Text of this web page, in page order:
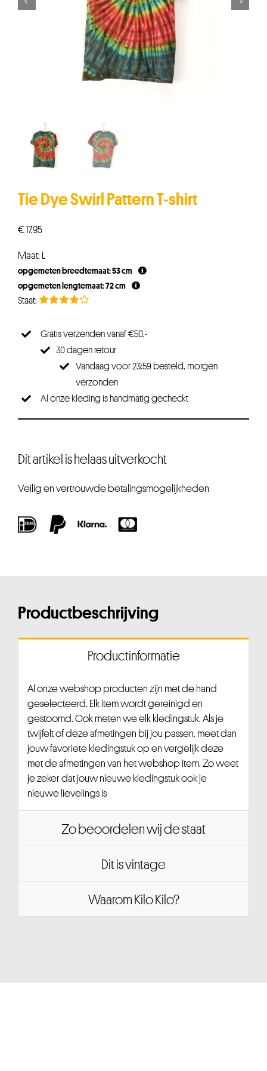
Tie Dye Swirl Pattern T-shirt
€17,95
Maat: L
opgemeten breedtemaat: 53 cm
opgemeten lengtemaat: 72 cm
Gratis verzenden vanaf €50,-
30 dagen retour
Vandaag voor 23:59 besteld, morgen
verzonden
Al onze kleding is handmatig gecheckt
Dit artikel is helaas uitverkocht
Veilig en vertrouwde betalingsmogelijkheden
Productbeschrijving
Productinformatie
Al onze webshop producten zijn met de hand
geselecteerd. Elk item wordt gereinigd en
gestoomd. Ook meten we elk kledingstuk. Als je
twijfelt of deze afmetingen bij jou passen, meet dan
jouw favoriete kledingstuk op en vergelijk deze
met de afmetingen van het webshop item. Zo weet
je zeker dat jouw nieuwe kledingstuk ook je
nieuwe lievelings is
Zo beoordelen wij de staat
Dit is vintage
Waarom Kilo Kilo?